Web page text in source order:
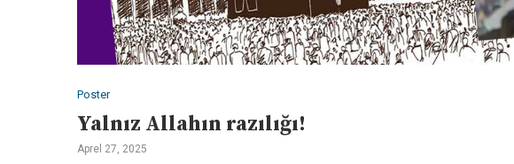
Poster
Yalnız Allahın razılığı!
Aprel 27, 2025